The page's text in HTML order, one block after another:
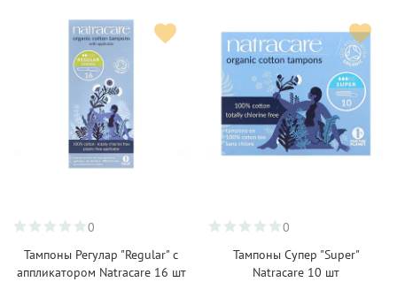
0
Тампоны Регулар "Regular" с
аппликатором Natracare 16 шт
0
Тампоны Супер "Super"
Natracare 10 шт